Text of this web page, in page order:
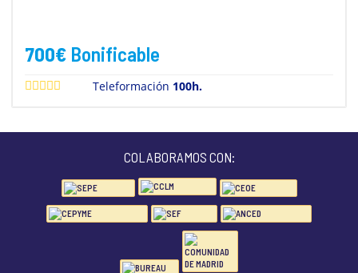
700€ Bonificable
Teleformación 100h.
COLABORAMOS CON: